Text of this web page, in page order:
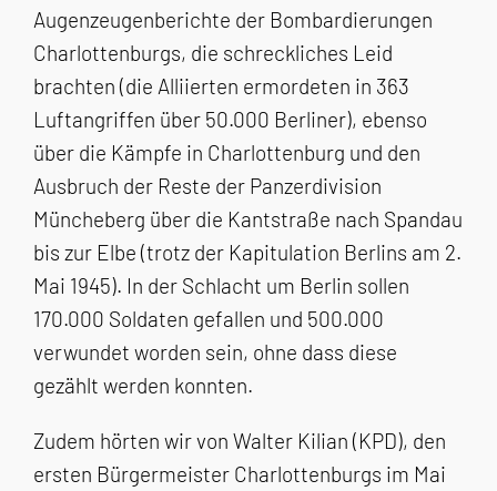
Augenzeugenberichte der Bombardierungen
Charlottenburgs, die schreckliches Leid
brachten (die Alliierten ermordeten in 363
Luftangriffen über 50.000 Berliner), ebenso
über die Kämpfe in Charlottenburg und den
Ausbruch der Reste der Panzerdivision
Müncheberg über die Kantstraße nach Spandau
bis zur Elbe (trotz der Kapitulation Berlins am 2.
Mai 1945). In der Schlacht um Berlin sollen
170.000 Soldaten gefallen und 500.000
verwundet worden sein, ohne dass diese
gezählt werden konnten.
Zudem hörten wir von Walter Kilian (KPD), den
ersten Bürgermeister Charlottenburgs im Mai